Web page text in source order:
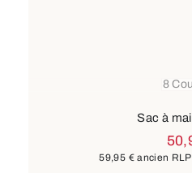
8
Sac à
59,95 €ancien